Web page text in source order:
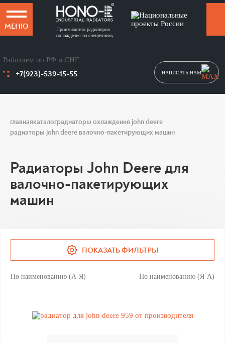
МЕНЮ
Производство радиаторов
охлаждения на спецтехнику
НАПИСАТЬ НАМ
Работаем по РФ и СНГ
+7(923)-539-15-55
главнаякаталоградиаторы охлаждения john deere
радиаторы john deere валочно-пакетирующих машин
Радиаторы John Deere для
валочно-пакетирующих
машин
ПОКАЗАТЬ ФИЛЬТРЫ
По наименованию (А-Я) По наименованию (Я-А)